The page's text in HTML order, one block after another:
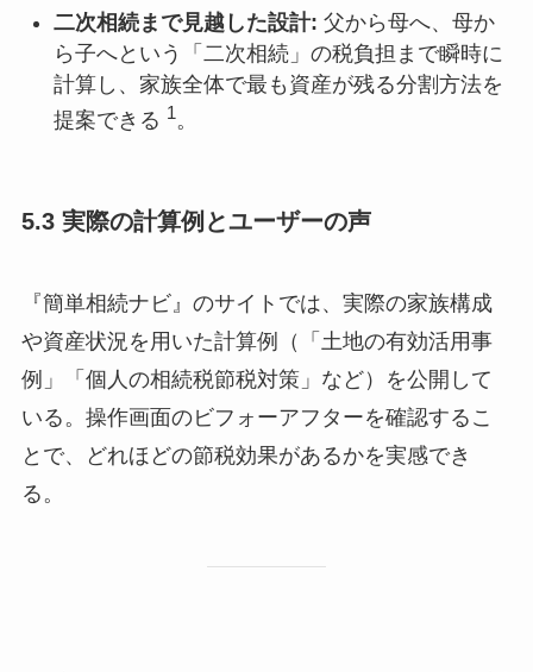
二次相続まで見越した設計: 父から母へ、母か
ら子へという「二次相続」の税負担まで瞬時に
計算し、家族全体で最も資産が残る分割方法を
提案できる 1。
5.3 実際の計算例とユーザーの声
『簡単相続ナビ』のサイトでは、実際の家族構成
や資産状況を用いた計算例（「土地の有効活用事
例」「個人の相続税節税対策」など）を公開して
いる。操作画面のビフォーアフターを確認するこ
とで、どれほどの節税効果があるかを実感でき
る。